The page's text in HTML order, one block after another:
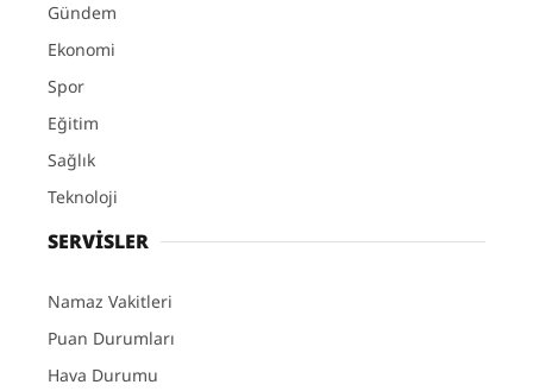
Gündem
Ekonomi
Spor
Eğitim
Sağlık
Teknoloji
SERVİSLER
Namaz Vakitleri
Puan Durumları
Hava Durumu